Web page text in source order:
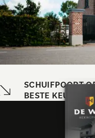
SCHUIFPOORT
BESTE KEUZE